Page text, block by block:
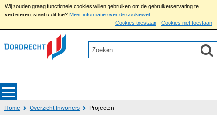
Wij zouden graag functionele cookies willen gebruiken om de gebruikerservaring te
verbeteren, staat u dit toe? Meer informatie over de cookiewet
Cookies toestaan
Cookies niet toestaan
Home Overzicht Inwoners Projecten